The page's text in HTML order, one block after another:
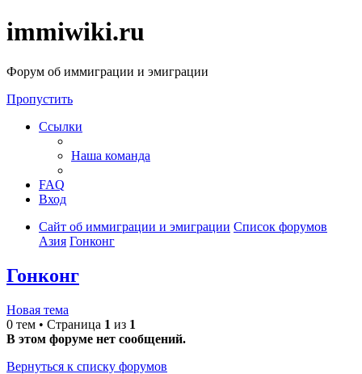
immiwiki.ru
Форум об иммиграции и эмиграции
Пропустить
Ссылки
Наша команда
FAQ
Вход
Сайт об иммиграции и эмиграции Список форумов
Азия Гонконг
Гонконг
Новая тема
0 тем • Страница 1 из 1
В этом форуме нет сообщений.
Вернуться к списку форумов